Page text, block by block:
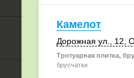
Камелот
Дорожная ул., 12
Тротуарная плитка,
брусчатки